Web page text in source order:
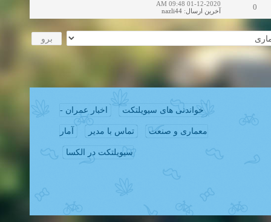
0
01-12-2020 09:48 AM
آخرین ارسال:
nazli44
خواندنی های سیویلتکت اخبار عمران -
معماری و صنعت تماس با مدیر آمار
سیویلتکت در الکسا